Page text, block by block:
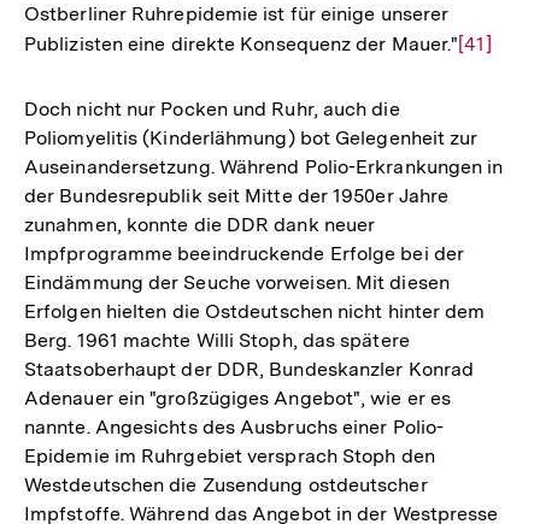
Ostberliner Ruhrepidemie ist für einige unserer
Publizisten eine direkte Konsequenz der Mauer."Zur
Fußnote
[41]
Doch nicht nur Pocken und Ruhr, auch die
Poliomyelitis (Kinderlähmung) bot Gelegenheit zur
Auseinandersetzung. Während Polio-Erkrankungen in
der Bundesrepublik seit Mitte der 1950er Jahre
zunahmen, konnte die DDR dank neuer
Impfprogramme beeindruckende Erfolge bei der
Eindämmung der Seuche vorweisen. Mit diesen
Erfolgen hielten die Ostdeutschen nicht hinter dem
Berg. 1961 machte Willi Stoph, das spätere
Staatsoberhaupt der DDR, Bundeskanzler Konrad
Adenauer ein "großzügiges Angebot", wie er es
nannte. Angesichts des Ausbruchs einer Polio-
Epidemie im Ruhrgebiet versprach Stoph den
Westdeutschen die Zusendung ostdeutscher
Impfstoffe. Während das Angebot in der Westpresse